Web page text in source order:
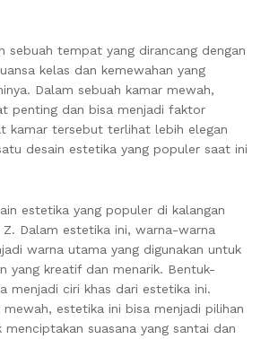
sebuah tempat yang dirancang dengan
kelas dan kemewahan yang
Dalam sebuah kamar mewah,
penting dan bisa menjadi faktor
kamar tersebut terlihat lebih elegan
desain estetika yang populer saat ini
estetika yang populer di kalangan
Dalam estetika ini, warna-warna
warna utama yang digunakan untuk
yang kreatif dan menarik. Bentuk-
menjadi ciri khas dari estetika ini.
mewah, estetika ini bisa menjadi pilihan
menciptakan suasana yang santai dan